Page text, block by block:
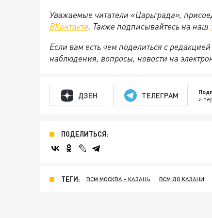
Уважаемые читатели «Царьграда»,
ВКонтакте. Также подписывайтесь на наш
Если вам есть чем поделиться с
наблюдения, вопросы, новости на
ДЗЕН ТЕЛЕГРАМ и
ПОДЕЛИТЬСЯ:
ТЕГИ: ВСМ МОСКВА - КАЗАНЬ ВСМ ДО КАЗАНИ